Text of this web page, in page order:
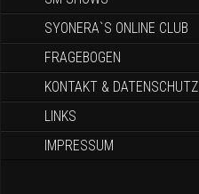
SYONERA`S ONLINE CLUB
FRAGEBOGEN
KONTAKT & DATENSCHUTZ
LINKS
IMPRESSUM